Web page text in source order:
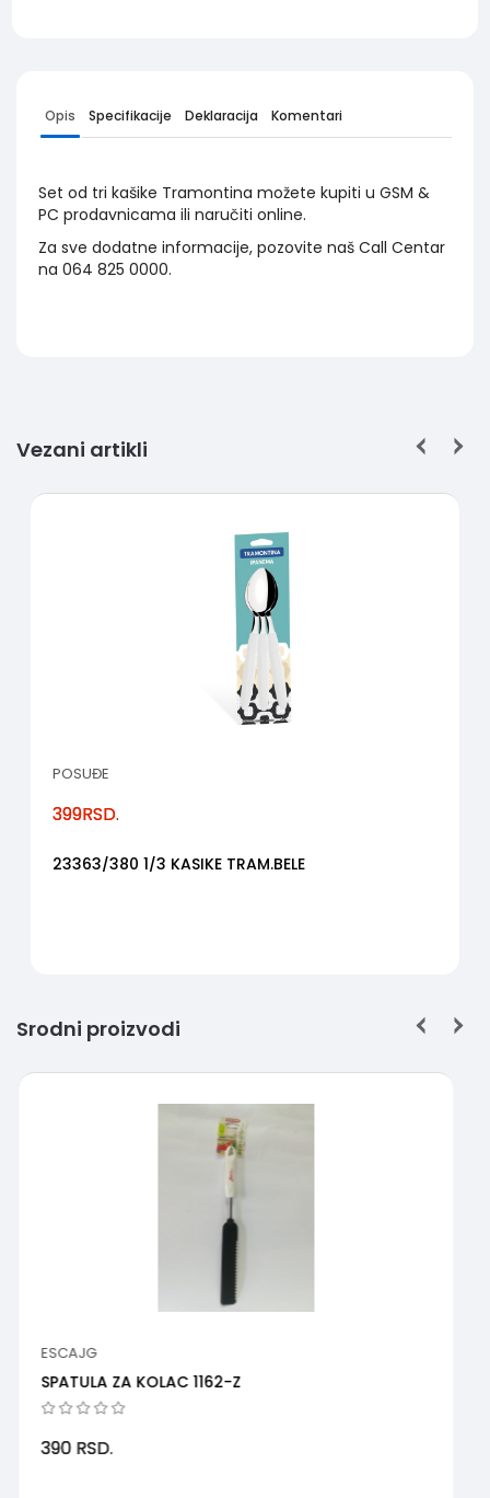
Opis Specifikacije Deklaracija Komentari
Set od tri kašike Tramontina možete kupiti u GSM &
PC prodavnicama ili naručiti online.
Za sve dodatne informacije, pozovite naš Call Centar
na 064 825 0000.
Vezani artikli
POSUĐE
399RSD.
23363/380 1/3 KASIKE TRAM.BELE
Srodni proizvodi
ESCAJG
SPATULA ZA KOLAC 1162-Z
390 RSD.